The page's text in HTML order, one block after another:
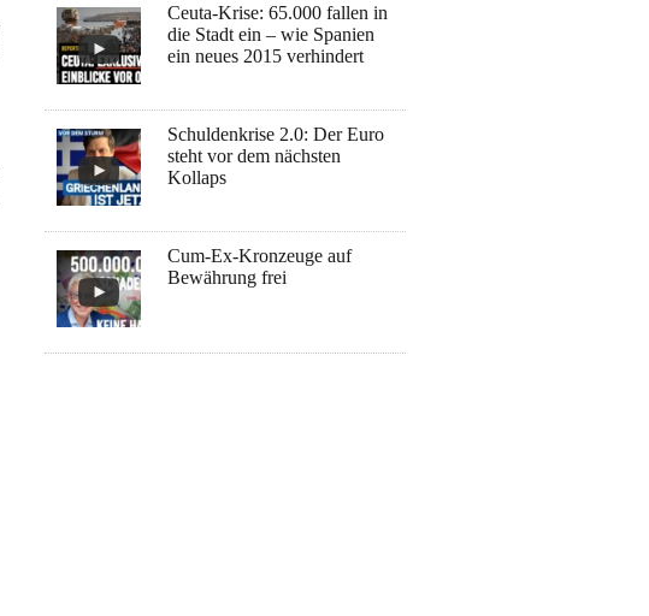
Ceuta-Krise: 65.000 fallen in
die Stadt ein – wie Spanien
ein neues 2015 verhindert
Schuldenkrise 2.0: Der Euro
steht vor dem nächsten
Kollaps
Cum-Ex-Kronzeuge auf
Bewährung frei